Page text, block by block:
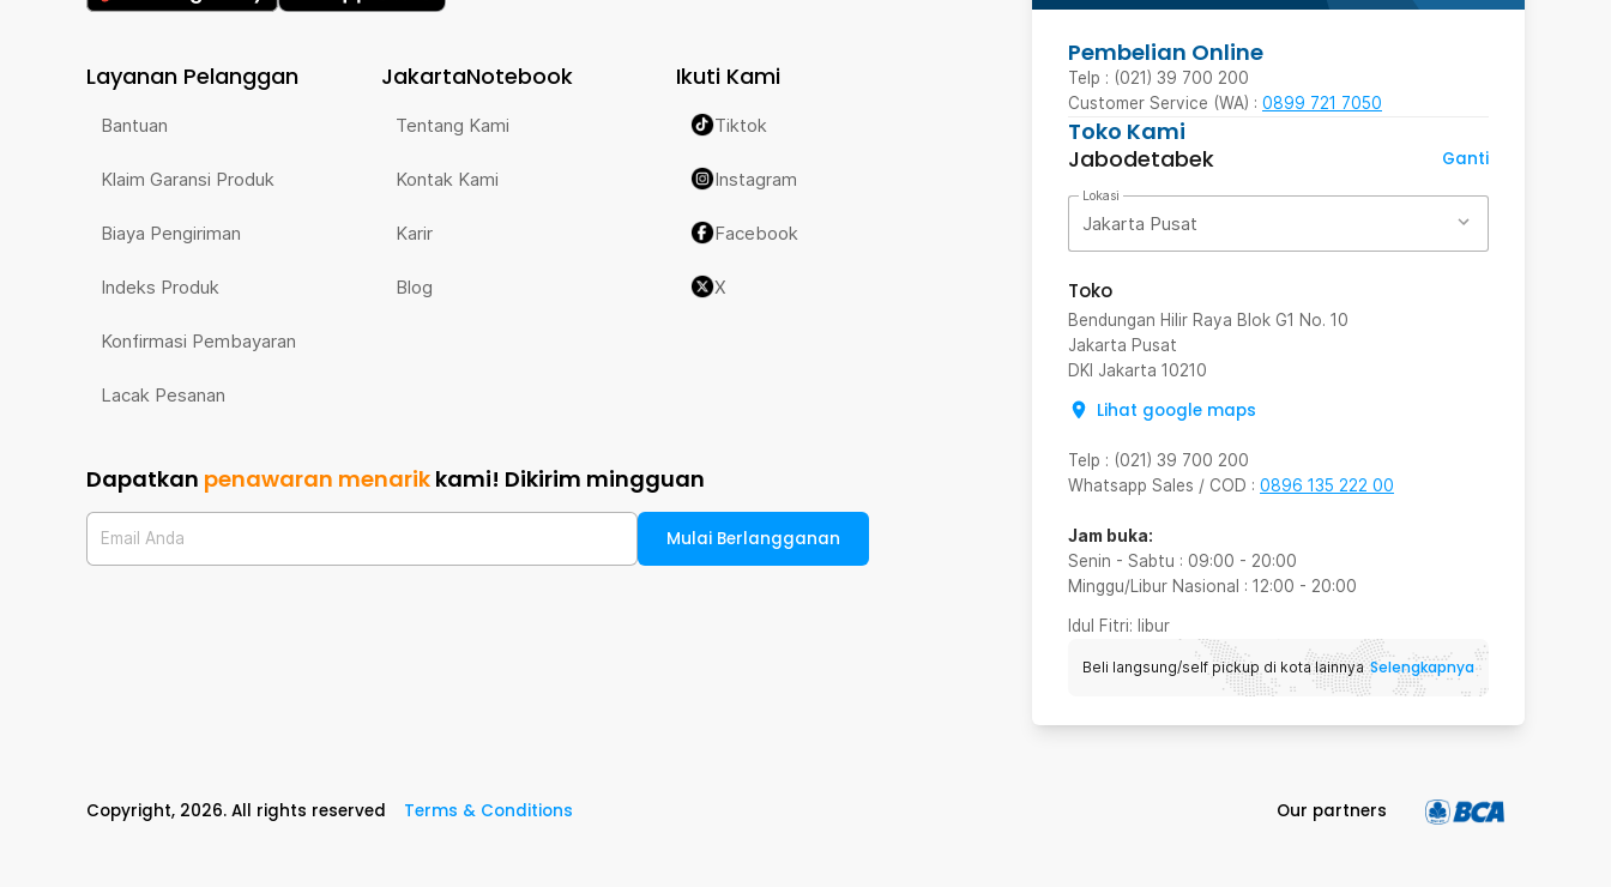
Pembelian Online
Telp : (021) 39 700 200
Customer Service (WA) : 0899 721 7050
Toko Kami
Jabodetabek
Ganti
Lokasi
Jakarta Pusat
Toko
Bendungan Hilir Raya Blok G1 No. 10
Jakarta Pusat
DKI Jakarta 10210
Lihat google maps
Telp : (021) 39 700 200
Whatsapp Sales / COD : 0896 135 222 00
Jam buka:
Senin - Sabtu : 09:00 - 20:00
Minggu/Libur Nasional : 12:00 - 20:00
Idul Fitri: libur
Beli langsung/self pickup di kota lainnya Selengkapnya
Layanan Pelanggan
Bantuan
Klaim Garansi Produk
Biaya Pengiriman
Indeks Produk
Konfirmasi Pembayaran
Lacak Pesanan
JakartaNotebook
Tentang Kami
Kontak Kami
Karir
Blog
Ikuti Kami
Tiktok
Instagram
Facebook
X
Dapatkan penawaran menarik kami! Dikirim mingguan
Email Anda Mulai Berlangganan
Copyright, 2026. All rights reserved Terms & Conditions Our partners